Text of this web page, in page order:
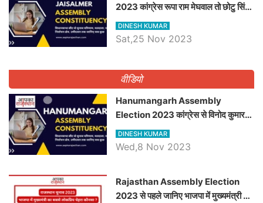
2023 कांग्रेस रूपा राम मेघवाल तो छोटु सिंह
भाटी होंगे भाजपा उम्मीदवार, जानिये जैसलमेर
विधानसभा सीट के ताजा समीकरण
DINESH KUMAR
Sat,25 Nov 2023
वीडियो
Hanumangarh Assembly
Election 2023 कांग्रेस से विनोद कुमार
चौधरी तो अमित चौधरी होंगे भाजपा उम्मीदवार,
जानिये हनुमानगढ़ विधानसभा सीट के ताजा
DINESH KUMAR
Wed,8 Nov 2023
Rajasthan Assembly Election
2023 से पहले जानिए भाजपा में मुख्यमंत्री का